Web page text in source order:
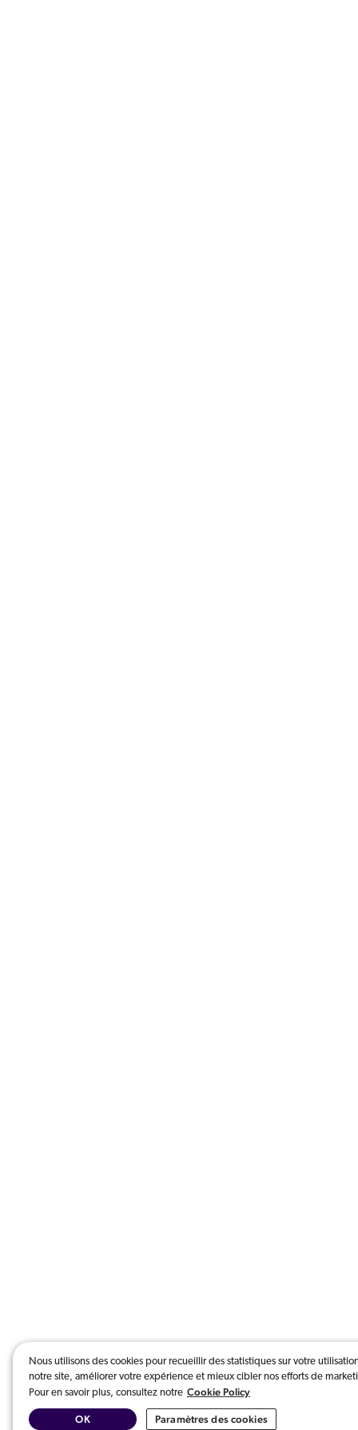
Nous utilisons des cookies pour recueillir des statistiques sur votre
notre site, améliorer votre expérience et mieux cibler nos efforts de
Pour en savoir plus, consultez notre Cookie Policy
Paramètres des cookies
OK